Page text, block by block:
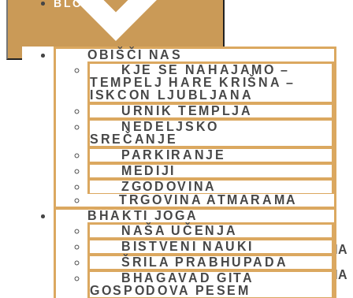
BLOG
OBIŠČI NAS
KJE SE NAHAJAMO –
TEMPELJ HARE KRIŠNA –
ISKCON LJUBLJANA
URNIK TEMPLJA
NEDELJSKO
SREČANJE
PARKIRANJE
MEDIJI
ZGODOVINA
TRGOVINA ATMARAMA
BHAKTI JOGA
NAŠA UČENJA
BISTVENI NAUKI
ŠRILA PRABHUPADA
BHAGAVAD GITA
GOSPODOVA PESEM
NEDELJSKO SREČANJE - CENTER HARE KRIŠNA
LJUBLJANA
NEDELJSKO SREČANJE - CENTER HARE KRIŠNA
LJUBLJANA